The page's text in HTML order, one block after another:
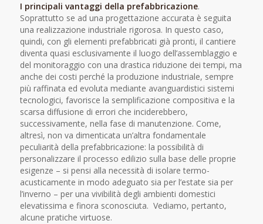
I principali vantaggi della prefabbricazione.
Soprattutto se ad una progettazione accurata è seguita
una realizzazione industriale rigorosa. In questo caso,
quindi, con gli elementi prefabbricati già pronti, il cantiere
diventa quasi esclusivamente il luogo dell’assemblaggio e
del monitoraggio con una drastica riduzione dei tempi, ma
anche dei costi perché la produzione industriale, sempre
più raffinata ed evoluta mediante avanguardistici sistemi
tecnologici, favorisce la semplificazione compositiva e la
scarsa diffusione di errori che inciderebbero,
successivamente, nella fase di manutenzione. Come,
altresì, non va dimenticata un’altra fondamentale
peculiarità della prefabbricazione: la possibilità di
personalizzare il processo edilizio sulla base delle proprie
esigenze – si pensi alla necessità di isolare termo-
acusticamente in modo adeguato sia per l’estate sia per
l’inverno – per una vivibilità degli ambienti domestici
elevatissima e finora sconosciuta. Vediamo, pertanto,
alcune pratiche virtuose.